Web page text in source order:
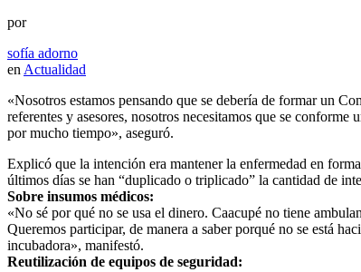
por
sofía adorno
en Actualidad
«Nosotros estamos pensando que se debería de formar un
referentes y asesores, nosotros necesitamos que se
por mucho tiempo», aseguró.
Explicó que la intención era mantener la enfermedad en
últimos días se han “duplicado o triplicado” la cantidad de
Sobre insumos médicos:
«No sé por qué no se usa el dinero. Caacupé no tiene
Queremos participar, de manera a saber porqué no se está
incubadora», manifestó.
Reutilización de equipos de seguridad: